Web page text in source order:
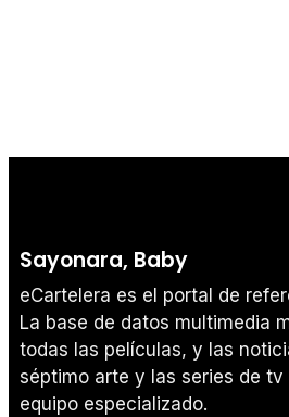
Sayonara, Baby
eCartelera es el portal de
La base de datos multimedia
todas las películas, y las
séptimo arte y las series de
equipo especializado.